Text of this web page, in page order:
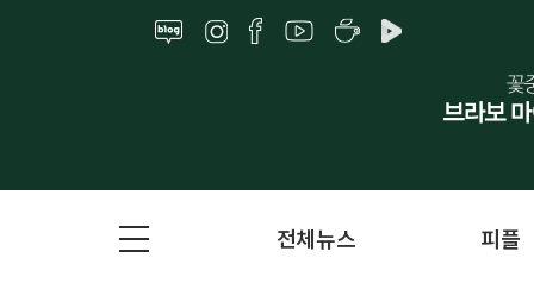
전체뉴스 피플